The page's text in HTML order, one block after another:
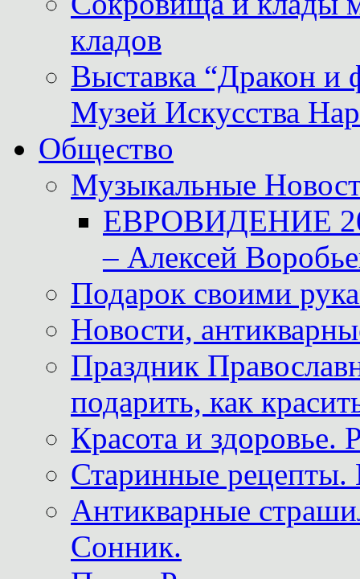
кладов
Выставка “Дракон и
Музей Искусства
Общество
Музыкальные
ЕВРОВИДЕНИЕ
– Алексей
Подарок своими
Новости,
Праздник
подарить, как
Красота и здоровье.
Старинные рецепты.
Антикварные
Сонник.